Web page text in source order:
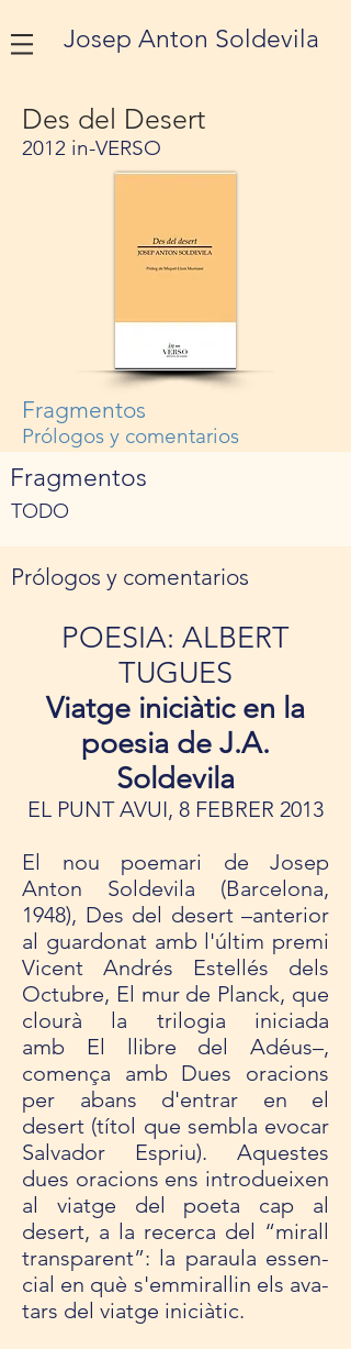
Josep Anton Soldevila
2012 in-VERSO
Fragmentos
TODO
Des del Desert
Fragmentos
Prólogos y comentarios
Prólogos y comentarios
POESIA: ALBERT
TUGUES
Viatge iniciàtic en la
poesia de J.A.
Soldevila
EL PUNT AVUI, 8 FEBRER 2013
El nou poe­mari de Josep
Anton Sol­de­vila (Bar­ce­lona,
1948), Des del desert –ante­rior
al guar­do­nat amb l'últim premi
Vicent Andrés Estellés dels
Octu­bre, El mur de Planck, que
clourà la tri­lo­gia ini­ci­ada
amb El lli­bre del Adéus–,
comença amb Dues ora­ci­ons
per abans d'entrar en el
desert (títol que sem­bla evo­car
Sal­va­dor Espriu). Aques­tes
dues ora­ci­ons ens intro­du­ei­xen
al viatge del poeta cap al
desert, a la recerca del “mirall
trans­pa­rent”: la paraula essen­
cial en què s'emmi­ra­llin els ava­
tars del viatge iniciàtic.